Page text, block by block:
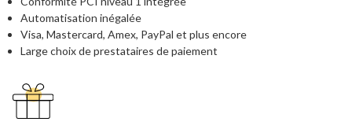
Automatisation inégalée
Visa, Mastercard, Amex, PayPal et plus encore
Large choix de prestataires de paiement